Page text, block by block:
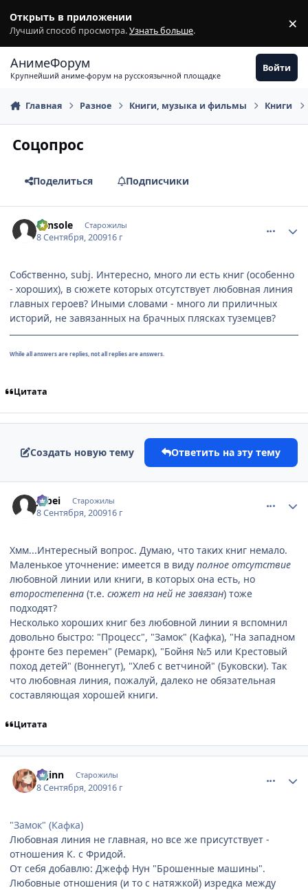
Открыть в приложении
Лучший способ просмотра.Узнать больше. ×
АнимеФорум
Крупнейший аниме-форум на русскоязычной площадке
Войти
Главная Разное Книги, музыка и фильмы Книги
Соцопрос
Поделиться Подписчики
console Старожилы
8 Сентября, 200916 г
Собственно, subj. Интересно, много ли есть книг (особенно
- хороших), в сюжете которых отсутствует любовная линия
главных героев? Иными словами - много ли приличных
историй, не завязанных на брачных плясках туземцев?
While all answers are replies, not all replies are answers.
Цитата
Создать новую тему Ответить на эту тему
Jubei Старожилы
8 Сентября, 200916 г
Хмм...Интересный вопрос. Думаю, что таких книг немало.
Маленькое уточнение: имеется в виду полное отсутствие
любовной линии или книги, в которых она есть, но
второстепенна (т.е. сюжет на ней не завязан) тоже
подходят?
Несколько хороших книг без любовной линии я вспомнил
довольно быстро: "Процесс", "Замок" (Кафка), "На западном
фронте без перемен" (Ремарк), "Бойня №5 или Крестовый
поход детей" (Воннегут), "Хлеб с ветчиной" (Буковски). Так
что любовная линия, пожалуй, далеко не обязательная
составляющая хорошей книги.
Цитата
u-jinn Старожилы
8 Сентября, 200916 г
"Замок" (Кафка)
Любовная линия не главная, но все же присутствует -
отношения К. с Фридой.
От себя добавлю: Джефф Нун "Брошенные машины".
Любовные отношения (и то с натяжкой) изредка между